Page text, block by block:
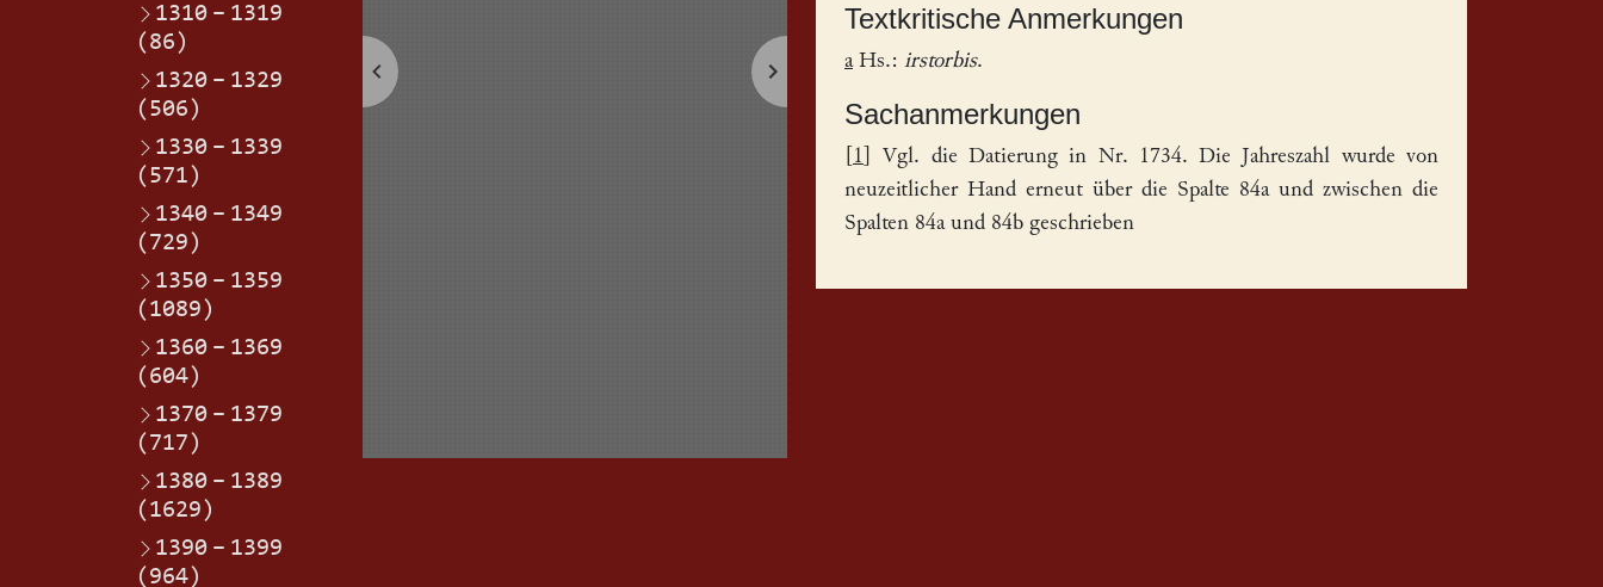
1310 – 1319
(86)
1320 – 1329
(506)
1330 – 1339
(571)
1340 – 1349
(729)
1350 – 1359
(1089)
1360 – 1369
(604)
1370 – 1379
(717)
1380 – 1389
(1629)
1390 – 1399
(964)
Textkritische Anmerkungen
aHs.: irstorbis.
Sachanmerkungen
1
] Vgl. die Datierung in Nr. 1734. Die Jahreszahl wurde von
neuzeitlicher Hand erneut über die Spalte 84a und zwischen die
Spalten 84a und 84b geschrieben